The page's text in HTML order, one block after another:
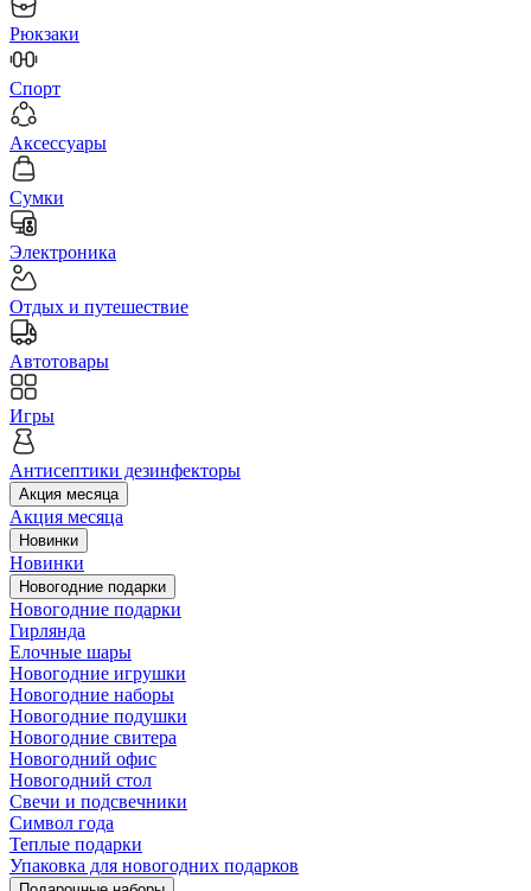
Рюкзаки
Спорт
Аксессуары
Сумки
Электроника
Отдых и путешествие
Автотовары
Игры
Антисептики дезинфекторы
Акция месяца
Акция месяца
Новинки
Новинки
Новогодние подарки
Новогодние подарки
Гирлянда
Елочные шары
Новогодние игрушки
Новогодние наборы
Новогодние подушки
Новогодние свитера
Новогодний офис
Новогодний стол
Свечи и подсвечники
Символ года
Теплые подарки
Упаковка для новогодних подарков